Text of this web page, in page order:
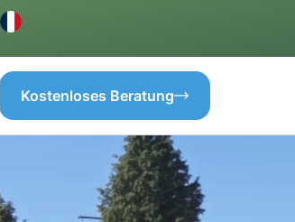
Kostenloses Beratung